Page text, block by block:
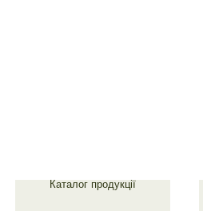
Каталог продукції